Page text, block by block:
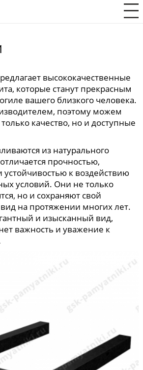
высококачественные
которые станут прекрасным
вашего близкого человека.
поэтому можем
качество, но и доступные
из натурального
прочностью,
устойчивостью к воздействию
условий. Они не только
но и сохраняют свой
на протяжении многих лет.
и изысканный вид,
важность и уважение к